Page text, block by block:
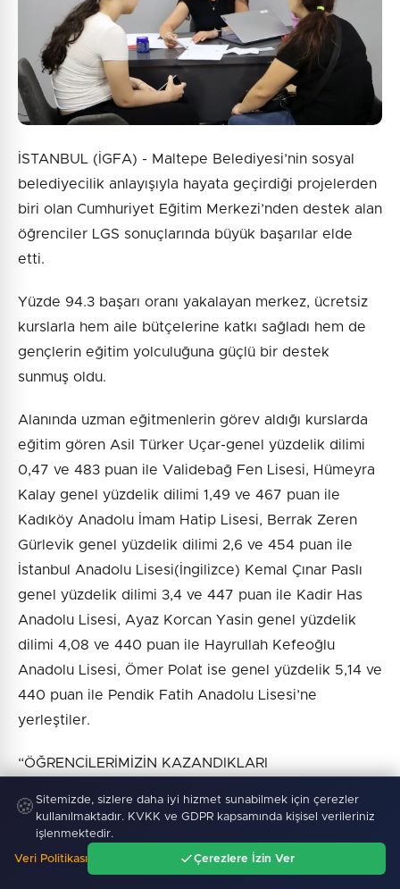
İSTANBUL (İGFA) - Maltepe Belediyesi’nin sosyal
belediyecilik anlayışıyla hayata geçirdiği projelerden
biri olan Cumhuriyet Eğitim Merkezi’nden destek alan
öğrenciler LGS sonuçlarında büyük başarılar elde
etti.
Yüzde 94.3 başarı oranı yakalayan merkez, ücretsiz
kurslarla hem aile bütçelerine katkı sağladı hem de
gençlerin eğitim yolculuğuna güçlü bir destek
sunmuş oldu.
Alanında uzman eğitmenlerin görev aldığı kurslarda
eğitim gören Asil Türker Uçar-genel yüzdelik dilimi
0,47 ve 483 puan ile Validebağ Fen Lisesi, Hümeyra
Kalay genel yüzdelik dilimi 1,49 ve 467 puan ile
Kadıköy Anadolu İmam Hatip Lisesi, Berrak Zeren
Gürlevik genel yüzdelik dilimi 2,6 ve 454 puan ile
İstanbul Anadolu Lisesi(İngilizce) Kemal Çınar Paslı
genel yüzdelik dilimi 3,4 ve 447 puan ile Kadir Has
Anadolu Lisesi, Ayaz Korcan Yasin genel yüzdelik
dilimi 4,08 ve 440 puan ile Hayrullah Kefeoğlu
Anadolu Lisesi, Ömer Polat ise genel yüzdelik 5,14 ve
440 puan ile Pendik Fatih Anadolu Lisesi’ne
yerleştiler.
“ÖĞRENCİLERİMİZİN KAZANDIKLARI
eğitim alan tüm çocuklara eşit destek verdiklerini
ifade eden Maltepe Belediye Başkanı Mimar Esin
Köymen, “Öğrencilerimizin kazandıkları başarılarıyla
🍪 Sitemizde, sizlere daha iyi hizmet sunabilmek için çerezler
kullanılmaktadır. KVKK ve GDPR kapsamında kişisel verileriniz
işlenmektedir.
Veri Politikası Çerezlere İzin Ver
Gündem Ara Menü